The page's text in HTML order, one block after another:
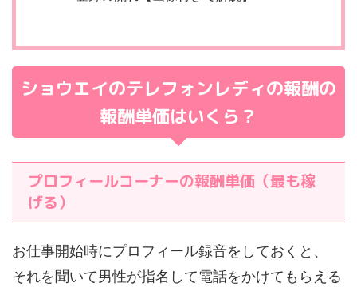
ショウエイのテレフォンレディの報酬の
報酬単価はいくら？
プロフィールコーナーの報酬単価（最も稼
げる）
お仕事開始時にプロフィール録音をしておくと、
それを聞いて男性が指名して電話をかけてもらえる